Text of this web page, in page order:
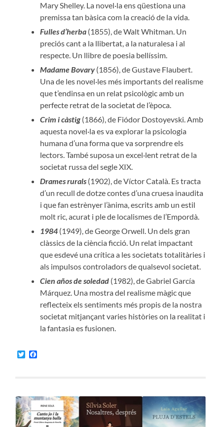
Mary Shelley. La novel·la ens qüestiona una
premissa tan bàsica com la creació de la vida.
Fulles d’herba (1855), de Walt Whitman. Un
preciós cant a la llibertat, a la naturalesa i al
respecte. Un llibre de poesia bellíssim.
Madame Bovary(1856), de Gustave Flaubert.
Una de les novel·les més importants del realisme
que t’endinsa en un relat psicològic amb un
perfecte retrat de la societat de l’època.
Crim i càstig (1866), de Fiódor Dostoyevski. Amb
aquesta novel·la es va explorar la psicologia
humana d’una forma que va sorprendre els
lectors. També suposa un excel·lent retrat de la
societat russa del segle XIX.
Drames rurals (1902), de Víctor Català. Es tracta
d’un recull de dotze contes d’una cruesa inaudita
i que fan estrènyer l’ànima, escrits amb un estil
molt ric, acurat i ple de localismes de l’Empordà.
1984 (1949), de George Orwell. Un dels gran
clàssics de la ciència ficció. Un relat impactant
que esdevé una crítica a les societats totalitàries i
als impulsos controladors de qualsevol societat.
Cien años de soledad (1982), de Gabriel García
Márquez. Una mostra del realisme màgic que
reflecteix els sentiments més propis de la nostra
societat mitjançant varies històries on la realitat i
la fantasia es fusionen.
Twitter